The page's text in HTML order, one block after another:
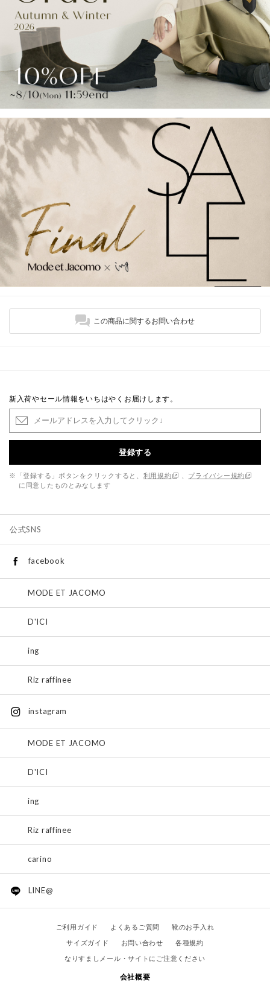
この商品に関するお問い合わせ
新入荷やセール情報をいちはやくお届けします。
登録する
※「登録する」ボタンをクリックすると、 利用規約
プライバシー規約
に同意したものとみなします
公式SNS
facebook
MODE ET JACOMO
D'ICI
ing
Riz raffinee
instagram
MODE ET JACOMO
D'ICI
ing
Riz raffinee
carino
LINE@
ご利用ガイド よくあるご質問
靴のお手入れ
サイズガイド
お問い合わせ
各種規約
なりすましメール・サイトにご注意ください
会社概要